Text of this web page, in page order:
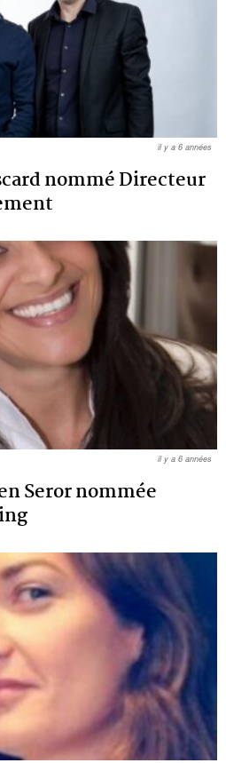
nommé Directeur
il y a 6 années
Seror nommée
il y a 6 années